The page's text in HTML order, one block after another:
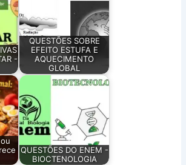
-
QUESTÕES SOBRE
EFEITO ESTUFA E
AQUECIMENTO
GLOBAL
QUESTÕES DO ENEM -
BIOCTENOLOGIA